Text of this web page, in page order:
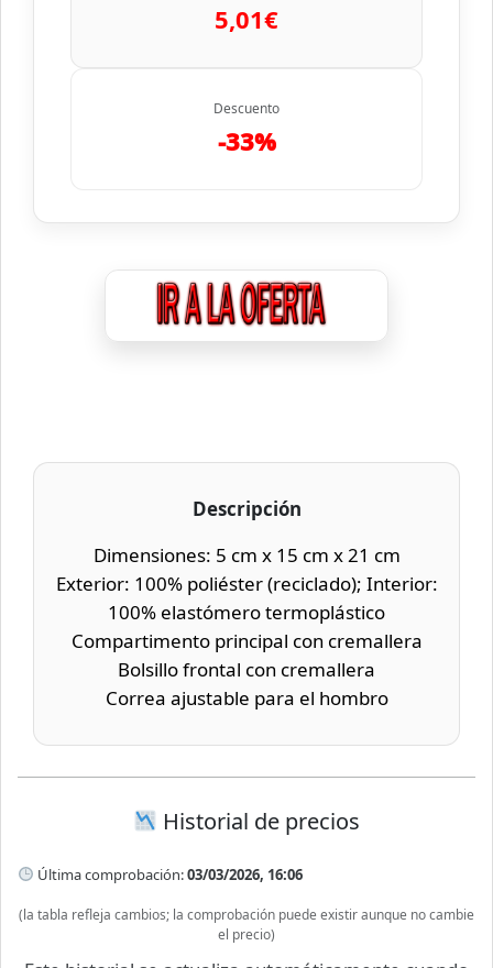
5,01€
Descuento
-33%
Descripción
Dimensiones: 5 cm x 15 cm x 21 cm
Exterior: 100% poliéster (reciclado); Interior:
100% elastómero termoplástico
Compartimento principal con cremallera
Bolsillo frontal con cremallera
Correa ajustable para el hombro
Historial de precios
Última comprobación:03/03/2026, 16:06
(la tabla refleja cambios; la comprobación puede existir aunque no cambie
el precio)